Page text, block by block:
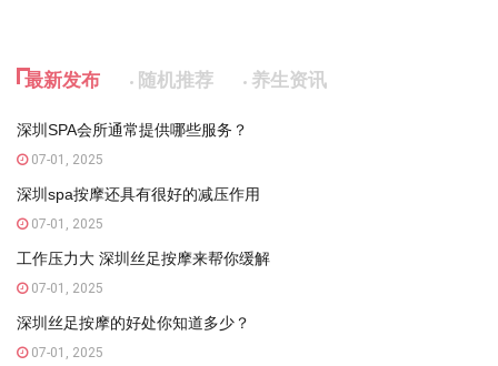
最新发布 随机推荐 养生资讯
深圳SPA会所通常提供哪些服务？
07-01, 2025
深圳spa按摩还具有很好的减压作用
07-01, 2025
工作压力大 深圳丝足按摩来帮你缓解
07-01, 2025
深圳丝足按摩的好处你知道多少？
07-01, 2025